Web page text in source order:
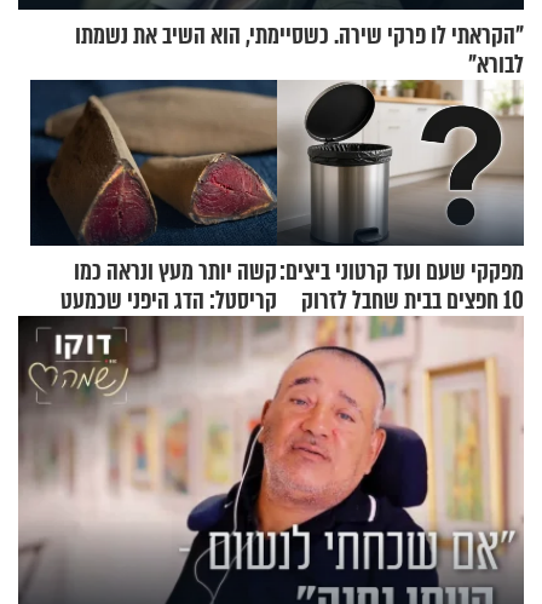
"הקראתי לו פרקי שירה. כשסיימתי, הוא השיב את נשמתו
לבורא"
מפקקי שעם ועד קרטוני ביצים:
10 חפצים בבית שחבל לזרוק
לפח
קשה יותר מעץ ונראה כמו
קריסטל: הדג היפני שכמעט
בלתי אפשרי לחתוך